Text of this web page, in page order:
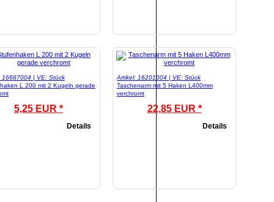
16687004 | VE: Stück
L 200 mit 2 Kugeln gerade
5,25 EUR *
Details
Artikel: 16201004 | VE: Stück
Taschenarm mit 5 Haken L400mm
verchromt
22,85 EUR *
Details